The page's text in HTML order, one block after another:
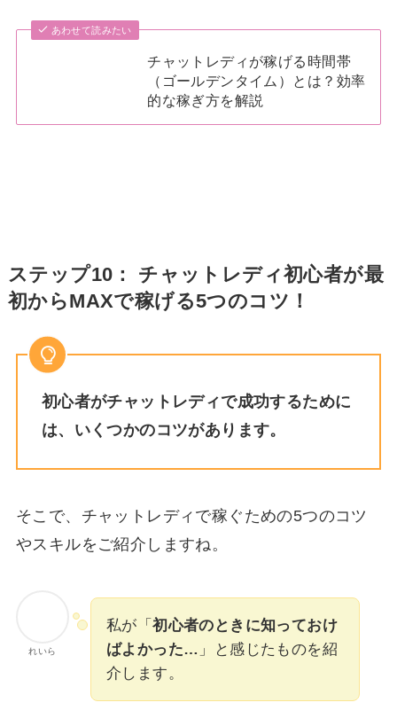
あわせて読みたい
チャットレディが稼げる時間帯
（ゴールデンタイム）とは？効率
的な稼ぎ方を解説
ステップ10： チャットレディ初心者が最
初からMAXで稼げる5つのコツ！
初心者がチャットレディで成功するために
は、いくつかのコツがあります。
そこで、チャットレディで稼ぐための5つのコツ
やスキルをご紹介しますね。
れいら
私が「初心者のときに知っておけ
ばよかった… 」と感じたものを紹
介します。